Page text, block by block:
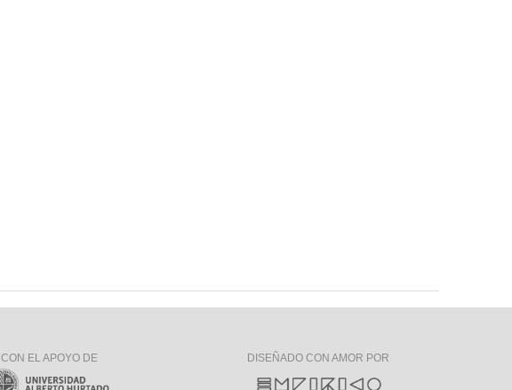
CON EL APOYO DE DISEÑADO CON AMOR POR